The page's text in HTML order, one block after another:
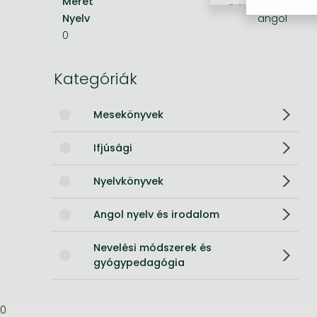
Bleach mangaNyelv
angol
0
Kategóriák
Mesekönyvek
Ifjúsági
Nyelvkönyvek
Angol nyelv és irodalom
Nevelési módszerek és
gyógypedagógia
0